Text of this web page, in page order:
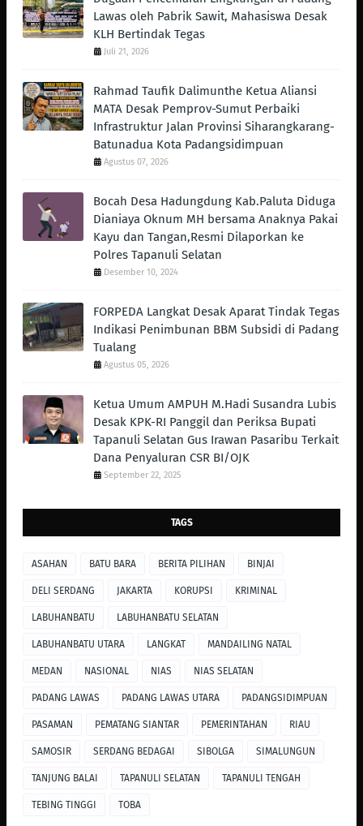
Lawas oleh Pabrik Sawit, Mahasiswa Desak
KLH Bertindak Tegas ‎
Juli 21, 2026
Rahmad Taufik Dalimunthe Ketua Aliansi
MATA Desak Pemprov-Sumut Perbaiki
Infrastruktur Jalan Provinsi Siharangkarang-
Batunadua Kota Padangsidimpuan
Agustus 07, 2026
Bocah Desa Hadungdung Kab.Paluta Diduga
Dianiaya Oknum MH bersama Anaknya Pakai
Kayu dan Tangan,Resmi Dilaporkan ke
Polres Tapanuli Selatan
Desember 10, 2024
FORPEDA Langkat Desak Aparat Tindak Tegas
Indikasi Penimbunan BBM Subsidi di Padang
Tualang
Agustus 05, 2026
Ketua Umum AMPUH M.Hadi Susandra Lubis
Desak KPK-RI Panggil dan Periksa Bupati
Tapanuli Selatan Gus Irawan Pasaribu Terkait
Dana Penyaluran CSR BI/OJK
September 22, 2025
TAGS
ASAHAN BATU BARA BERITA PILIHAN BINJAI
DELI SERDANG JAKARTA KORUPSI KRIMINAL
LABUHANBATU LABUHANBATU SELATAN
LABUHANBATU UTARA LANGKAT MANDAILING NATAL
MEDAN NASIONAL NIAS NIAS SELATAN
PADANG LAWAS PADANG LAWAS UTARA PADANGSIDIMPUAN
PASAMAN PEMATANG SIANTAR PEMERINTAHAN RIAU
SAMOSIR SERDANG BEDAGAI SIBOLGA SIMALUNGUN
TANJUNG BALAI TAPANULI SELATAN TAPANULI TENGAH
TEBING TINGGI TOBA